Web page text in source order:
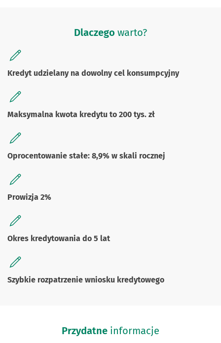
Dlaczego warto?
Kredyt udzielany na dowolny cel konsumpcyjny
Maksymalna kwota kredytu to 200 tys. zł
Oprocentowanie stałe: 8,9% w skali rocznej
Prowizja 2%
Okres kredytowania do 5 lat
Szybkie rozpatrzenie wniosku kredytowego
Przydatne informacje